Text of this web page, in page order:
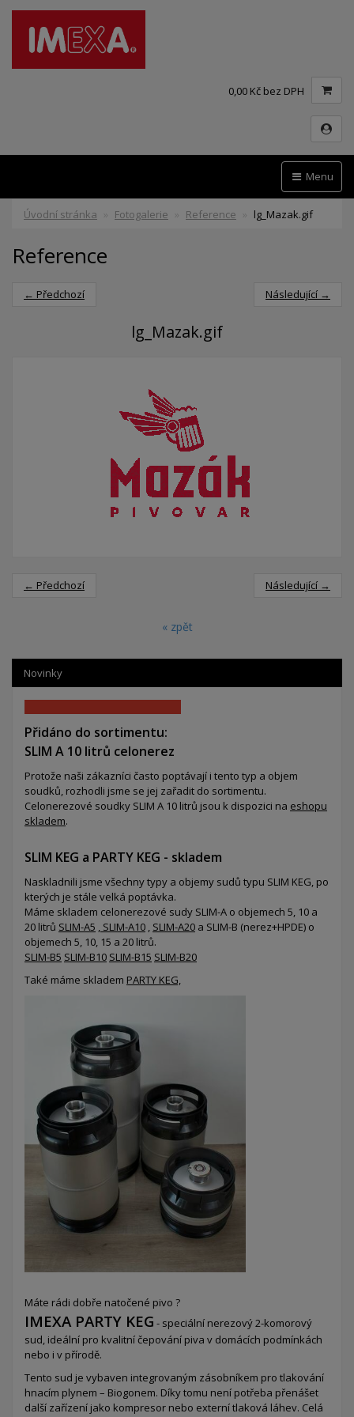
0,00 Kč bez DPH
Menu
Úvodní stránka Fotogalerie Reference lg_Mazak.gif
Reference
← Předchozí Následující →
lg_Mazak.gif
← Předchozí Následující →
« zpět
Novinky
Přidáno do sortimentu:
SLIM A 10 litrů celonerez
Protože naši zákazníci často poptávají i tento typ a objem
soudků, rozhodli jsme se jej zařadit do sortimentu.
Celonerezové soudky SLIM A 10 litrů jsou k dispozici na eshopu
skladem.
SLIM KEG a PARTY KEG - skladem
Naskladnili jsme všechny typy a objemy sudů typu SLIM KEG, po
kterých je stále velká poptávka.
Máme skladem celonerezové sudy SLIM-A o objemech 5, 10 a
20 litrů SLIM-A5 SLIM-A10 SLIM-A20 a SLIM-B (nerez+HPDE) o
objemech 5, 10, 15 a 20 litrů.
SLIM-B5 SLIM-B10 SLIM-B15 SLIM-B20
Také máme skladem PARTY KEG,
Máte rádi dobře natočené pivo ?
IMEXA PARTY KEG - speciální nerezový 2-komorový
sud, ideální pro kvalitní čepování piva v domácích podmínkách
nebo i v přírodě.
Tento sud je vybaven integrovaným zásobníkem pro tlakování
hnacím plynem – Biogonem. Díky tomu není potřeba přenášet
další zařízení jako kompresor nebo externí tlaková láhev. Celá